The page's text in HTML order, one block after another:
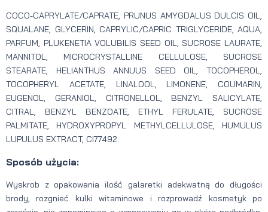
COCO-CAPRYLATE/CAPRATE, PRUNUS AMYGDALUS DULCIS OIL,
SQUALANE, GLYCERIN, CAPRYLIC/CAPRIC TRIGLYCERIDE, AQUA,
PARFUM, PLUKENETIA VOLUBILIS SEED OIL, SUCROSE LAURATE,
MANNITOL, MICROCRYSTALLINE CELLULOSE, SUCROSE
STEARATE, HELIANTHUS ANNUUS SEED OIL, TOCOPHEROL,
TOCOPHERYL ACETATE, LINALOOL, LIMONENE, COUMARIN,
EUGENOL, GERANIOL, CITRONELLOL, BENZYL SALICYLATE,
CITRAL, BENZYL BENZOATE, ETHYL FERULATE, SUCROSE
PALMITATE, HYDROXYPROPYL METHYLCELLULOSE, HUMULUS
LUPULUS EXTRACT, CI77492.
Sposób użycia:
Wyskrob z opakowania ilość galaretki adekwatną do długości
brody, rozgnieć kulki witaminowe i rozprowadź kosmetyk po